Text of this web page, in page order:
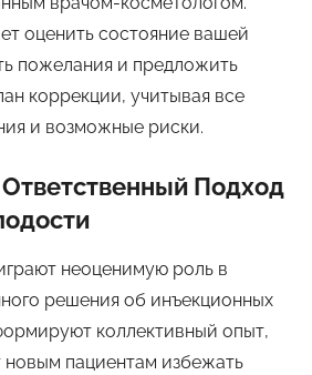
оценить состояние вашей
пожелания и предложить
коррекции, учитывая все
и возможные риски.
Подход
неоценимую роль в
решения об инъекционных
коллективный опыт,
новым пациентам избежать